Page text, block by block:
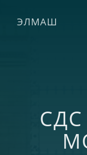
ЭЛМАШ
СДС